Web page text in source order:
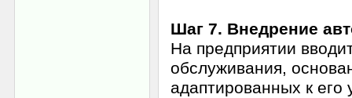
Шаг 7. Внедрение
На предприятии
обслуживания,
адаптированных к его